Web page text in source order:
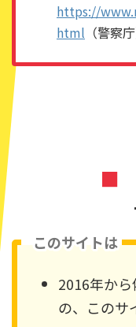
https://
html （警察庁
■
このサイトは
2016年か
の、このサ